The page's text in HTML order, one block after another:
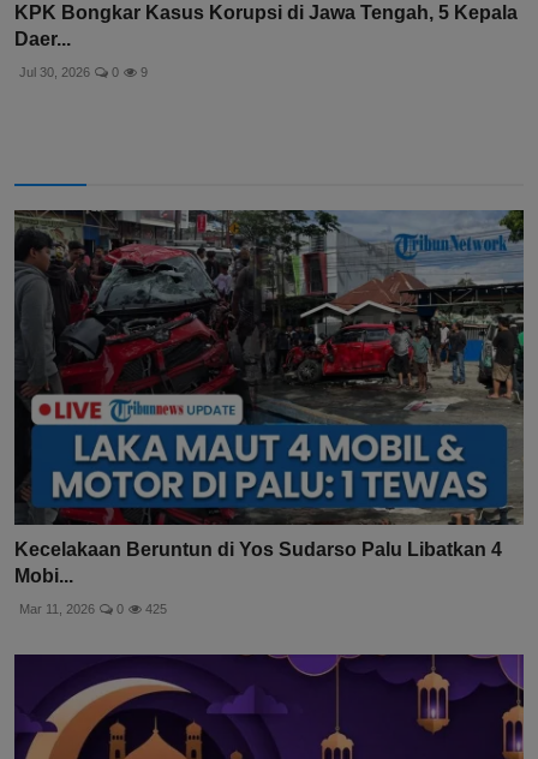
KPK Bongkar Kasus Korupsi di Jawa Tengah, 5 Kepala
Daer...
Jul 30, 2026 0 9
Kecelakaan Beruntun di Yos Sudarso Palu Libatkan 4
Mobi...
Mar 11, 2026 0 425